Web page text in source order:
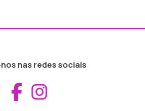
nas redes sociais
Aceder ao